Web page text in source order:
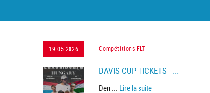
19.05.2026 Compétitions FLT
DAVIS CUP TICKETS - ...
Den ... Lire la suite